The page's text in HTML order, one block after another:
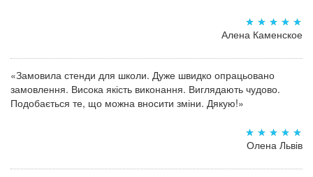
Алена Каменское
«Замовила стенди для школи. Дуже швидко опрацьовано
замовлення. Висока якість виконання. Виглядають чудово.
Подобається те, що можна вносити зміни. Дякую!»
Олена Львів